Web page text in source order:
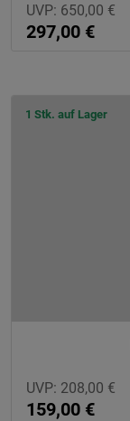
UVP: 650,00 €
297,00 €
1 Stk. auf Lager
UVP: 208,00 €
159,00 €